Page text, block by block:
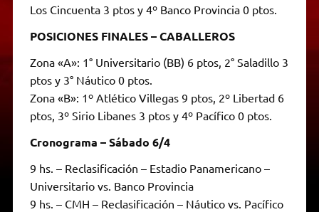
Los Cincuenta 3 ptos y 4º Banco Provincia 0 ptos.
POSICIONES FINALES – CABALLEROS
Zona «A»: 1° Universitario (BB) 6 ptos, 2° Saladillo 3
ptos y 3° Náutico 0 ptos.
Zona «B»: 1º Atlético Villegas 9 ptos, 2º Libertad 6
ptos, 3º Sirio Libanes 3 ptos y 4º Pacífico 0 ptos.
Cronograma – Sábado 6/4
9 hs. – Reclasificación – Estadio Panamericano –
Universitario vs. Banco Provincia
9 hs. – CMH – Reclasificación – Náutico vs. Pacífico